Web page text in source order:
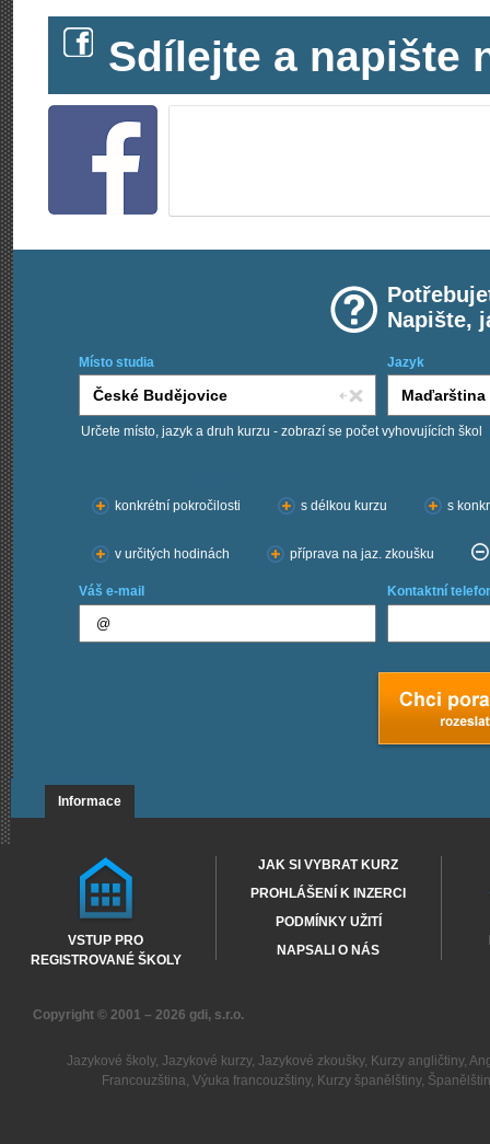
Sdílejte a napište
Napište,
Místo studia Jazyk
Určete místo, jazyk a druh kurzu - zobrazí se počet vyhovujících škol
konkrétní pokročilosti
s délkou kurzu s
v určitých hodinách příprava na jaz. zkoušku
Váš e-mail Kontaktní
Informace
VSTUP PRO
REGISTROVANÉ ŠKOLY
JAK SI VYBRAT KURZ
PROHLÁŠENÍ K INZERCI
PODMÍNKY UŽITÍ
NAPSALI O NÁS
Copyright © 2001 – 2026 gdi, s.r.o.
Jazykové školy, Jazykové kurzy, Jazykové zkoušky, Kurzy angličtiny,
Francouzština,Výuka francouzštiny, Kurzy španělštiny,